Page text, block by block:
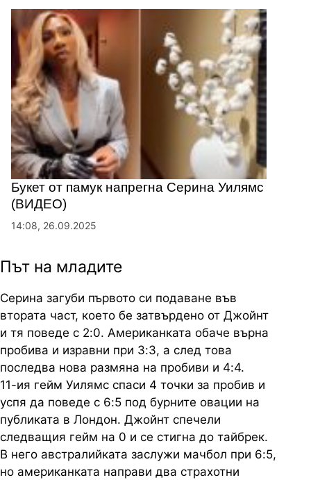
Букет от памук напрегна Серина Уилямс
(ВИДЕО)
14:08, 26.09.2025
Път на младите
Серина загуби първото си подаване във
втората част, което бе затвърдено от Джойнт
и тя поведе с 2:0. Американката обаче върна
пробива и изравни при 3:3, а след това
последва нова размяна на пробиви и 4:4.
11-ия гейм Уилямс спаси 4 точки за пробив и
успя да поведе с 6:5 под бурните овации на
публиката в Лондон. Джойнт спечели
следващия гейм на 0 и се стигна до тайбрек.
В него австралийката заслужи мачбол при 6:5,
но американката направи два страхотни